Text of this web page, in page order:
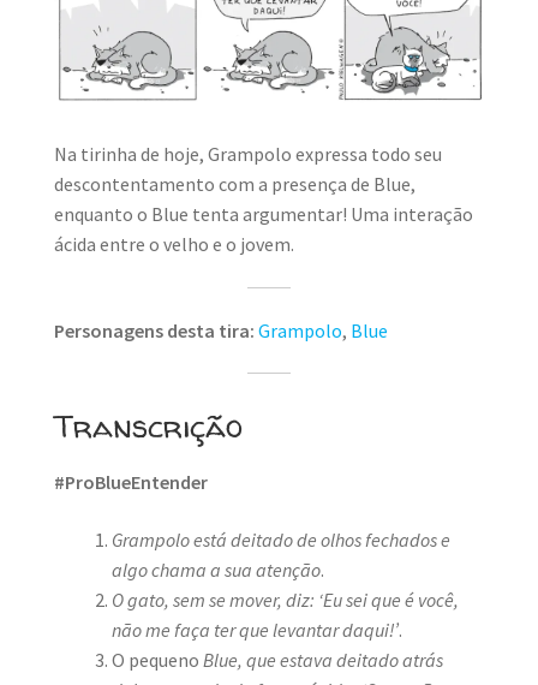
MINHA CONTA
CARRINHO
Na tirinha de hoje, Grampolo expressa todo seu
descontentamento com a presença de Blue,
enquanto o Blue tenta argumentar! Uma interação
ácida entre o velho e o jovem.
Personagens desta tira: Grampolo, Blue
Transcrição
#ProBlueEntender
Grampolo está deitado de olhos fechados e
algo chama a sua atenção.
O gato, sem se mover, diz: ‘Eu sei que é você,
não me faça ter que levantar daqui!’.
O pequeno Blue, que estava deitado atrás